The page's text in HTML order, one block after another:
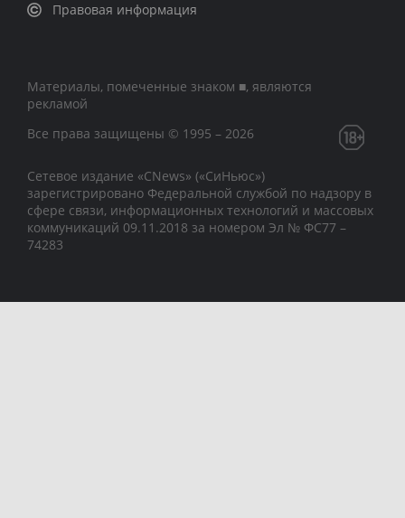
Правовая информация
Материалы, помеченные знаком ■, являются
рекламой
Все права защищены © 1995 – 2026
Сетевое издание «CNews» («СиНьюс»)
зарегистрировано Федеральной службой по надзору в
сфере связи, информационных технологий и массовых
коммуникаций 09.11.2018 за номером Эл № ФС77 –
74283